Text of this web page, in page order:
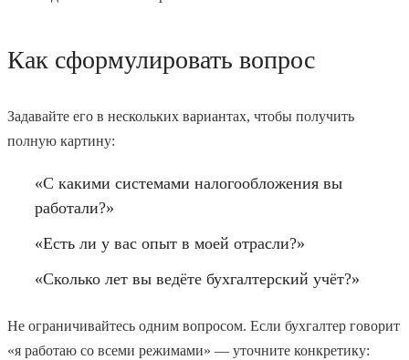
Как сформулировать вопрос
Задавайте его в нескольких вариантах, чтобы получить
полную картину:
«С какими системами налогообложения вы
работали?»
«Есть ли у вас опыт в моей отрасли?»
«Сколько лет вы ведёте бухгалтерский учёт?»
Не ограничивайтесь одним вопросом. Если бухгалтер говорит
«я работаю со всеми режимами» — уточните конкретику: